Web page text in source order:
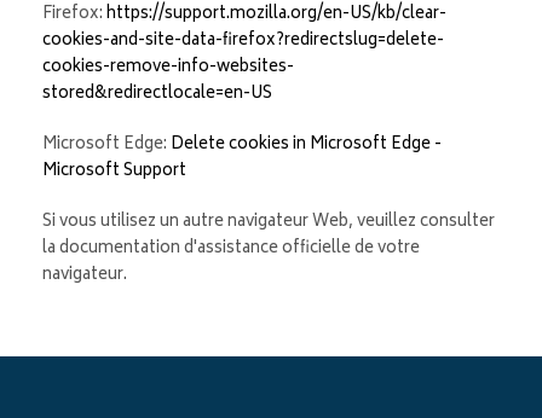
Firefox:https://support.mozilla.org/en-US/kb/clear-
cookies-and-site-data-firefox?redirectslug=delete-
cookies-remove-info-websites-
stored&redirectlocale=en-US
Microsoft Edge: Delete cookies in Microsoft Edge -
Microsoft Support
Si vous utilisez un autre navigateur Web, veuillez consulter
la documentation d'assistance officielle de votre
navigateur.